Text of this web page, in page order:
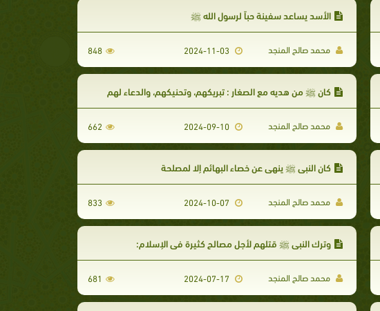
الأسد يساعد سفينة حباً لرسول الله ﷺ
محمد صالح المنجد 848
كان ﷺ من هديه مع الصغار : تبريكهم، وتحنيكهم، والدعاء لهم
محمد صالح المنجد 662
كان النبي ﷺ ينهي عن خصاء البهائم إلا لمصلحة
محمد صالح المنجد 833
وترك النبى ﷺ قتلهم لأجل مصالح كثيرة فى الإسلام:
محمد صالح المنجد 681